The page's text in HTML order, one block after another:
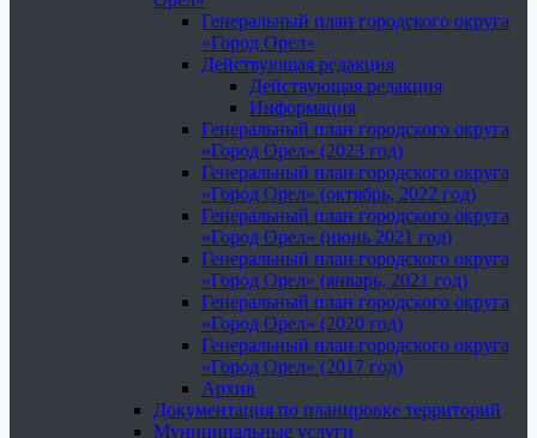
Генеральный план городского округа
«Город Орел»
Действующая редакция
Действующая редакция
Информация
Генеральный план городского округа
«Город Орел» (2023 год)
Генеральный план городского округа
«Город Орел» (октябрь, 2022 год)
Генеральный план городского округа
«Город Орел» (июнь 2021 год)
Генеральный план городского округа
«Город Орел» (январь, 2021 год)
Генеральный план городского округа
«Город Орел» (2020 год)
Генеральный план городского округа
«Город Орел» (2017 год)
Архив
Документация по планировке территорий
Муниципальные услуги